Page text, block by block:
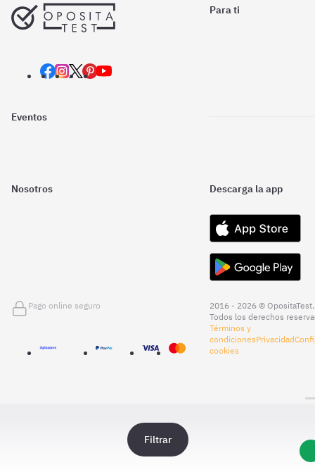
Filtrar
Para ti
Eventos
Nosotros Descarga la app
Pago online seguro
2016 - 2026 © OpositaTest.
Todos los derechos
Términos y
condicionesPrivacidad
cookies